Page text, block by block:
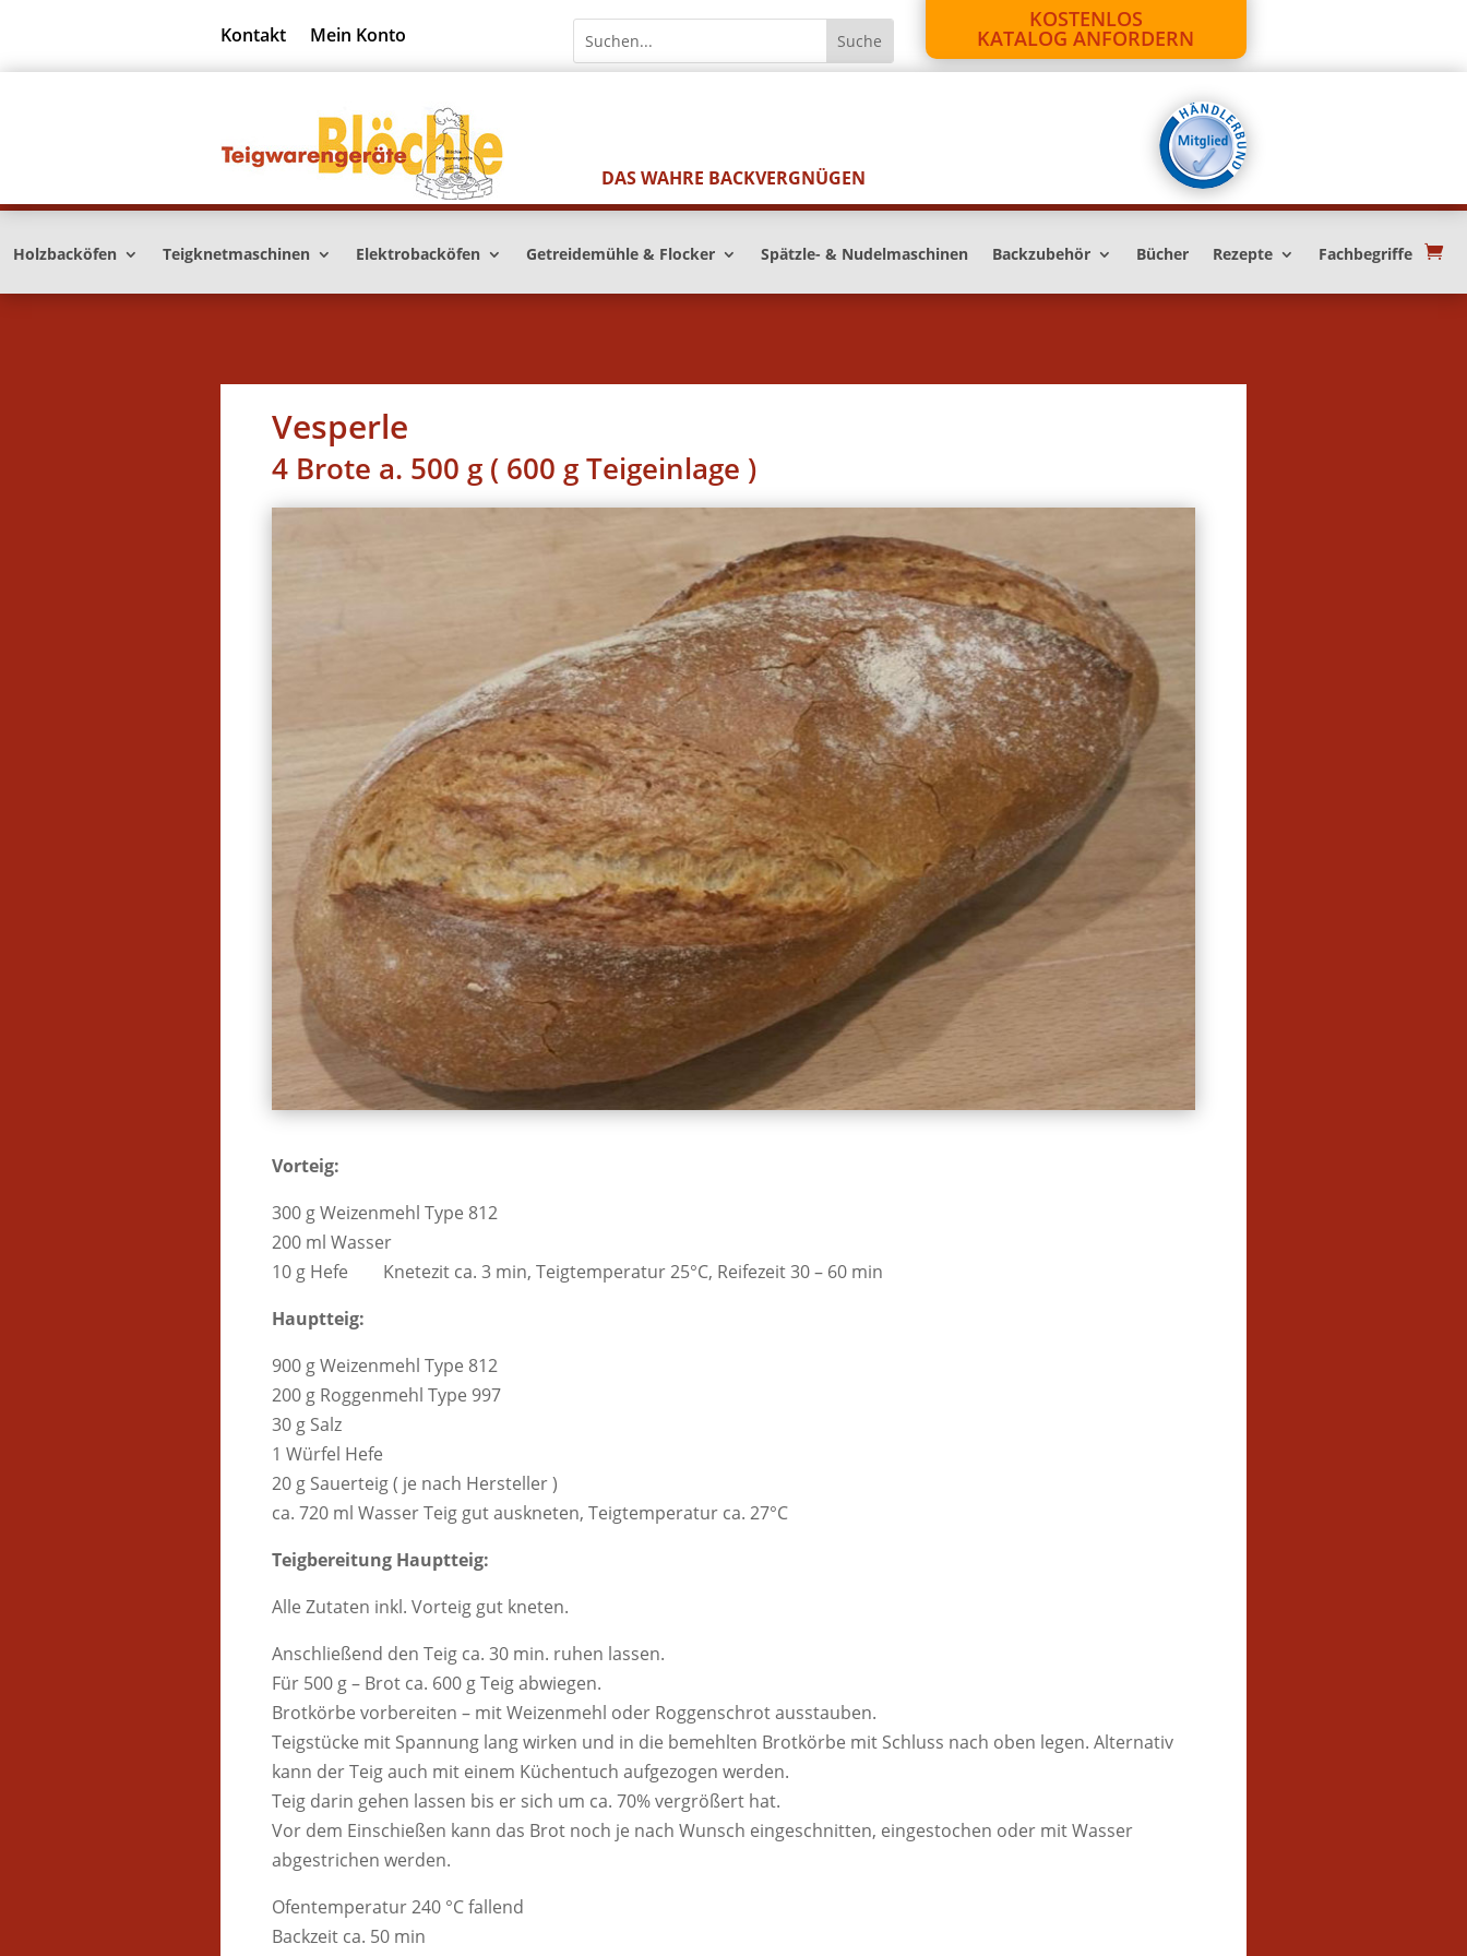
Kontakt Mein Konto
KOSTENLOS
KATALOG ANFORDERN
DAS WAHRE BACKVERGNÜGEN
Holzbacköfen Teigknetmaschinen Elektrobacköfen Getreidemühle & Flocker Spätzle- & Nudelmaschinen Backzubehör Bücher Rezepte Fachbegriffe
Vesperle
4 Brote a. 500 g ( 600 g Teigeinlage )
Vorteig:
300 g Weizenmehl Type 812
200 ml Wasser
10 g Hefe Knetezit ca. 3 min, Teigtemperatur 25°C, Reifezeit 30 – 60 min
Hauptteig:
900 g Weizenmehl Type 812
200 g Roggenmehl Type 997
30 g Salz
1 Würfel Hefe
20 g Sauerteig ( je nach Hersteller )
ca. 720 ml Wasser Teig gut auskneten, Teigtemperatur ca. 27°C
Teigbereitung Hauptteig:
Alle Zutaten inkl. Vorteig gut kneten.
Anschließend den Teig ca. 30 min. ruhen lassen.
Für 500 g – Brot ca. 600 g Teig abwiegen.
Brotkörbe vorbereiten – mit Weizenmehl oder Roggenschrot ausstauben.
Teigstücke mit Spannung lang wirken und in die bemehlten Brotkörbe mit Schluss nach oben legen. Alternativ
kann der Teig auch mit einem Küchentuch aufgezogen werden.
Teig darin gehen lassen bis er sich um ca. 70% vergrößert hat.
Vor dem Einschießen kann das Brot noch je nach Wunsch eingeschnitten, eingestochen oder mit Wasser
abgestrichen werden.
Ofentemperatur 240 °C fallend
Backzeit ca. 50 min